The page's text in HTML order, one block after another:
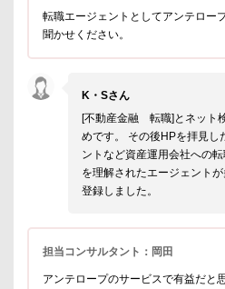
転職エージェントとしてアンテロー
聞かせください。
K・Sさん
[不動産金融 転職]とネット
めです。 その後HPを拝見し
ントなど資産運用会社への
を理解されたエージェント
登録しました。
担当コンサルタント：岡田
アンテロープのサービスで有益だと